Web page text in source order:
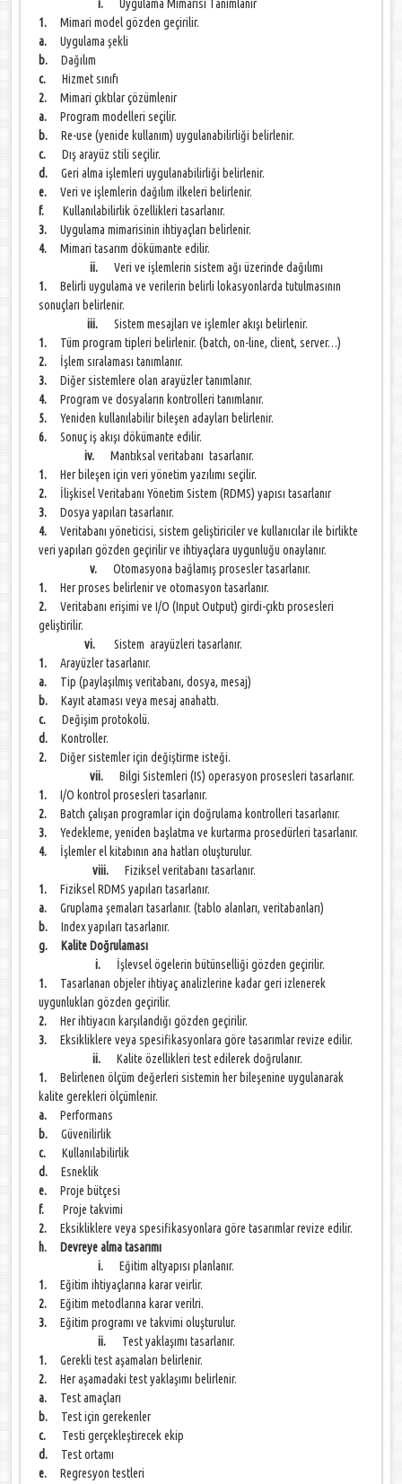
i.Uygulama Mimarisi Tanımlanır
1.Mimari model gözden geçirilir.
a.Uygulama şekli
b.Dağılım
c.Hizmet sınıfı
2.Mimari çıktılar çözümlenir
a.Program modelleri seçilir.
b.Re-use (yenide kullanım) uygulanabilirliği belirlenir.
c.Dış arayüz stili seçilir.
d.Geri alma işlemleri uygulanabilirliği belirlenir.
e.Veri ve işlemlerin dağılım ilkeleri belirlenir.
f.Kullanılabilirlik özellikleri tasarlanır.
3.Uygulama mimarisinin ihtiyaçları belirlenir.
4.Mimari tasarım dökümante edilir.
ii.Veri ve işlemlerin sistem ağı üzerinde dağılımı
1.Belirli uygulama ve verilerin belirli lokasyonlarda tutulmasının
sonuçları belirlenir.
iii.Sistem mesajları ve işlemler akışı belirlenir.
1. Tüm program tipleri belirlenir. (batch, on-line, client, server…)
2. İşlem sıralaması tanımlanır.
3.Diğer sistemlere olan arayüzler tanımlanır.
4.Program ve dosyaların kontrolleri tanımlanır.
5.Yeniden kullanılabilir bileşen adayları belirlenir.
6.Sonuç iş akışı dökümante edilir.
iv.Mantıksal veritabanı tasarlanır.
1.Her bileşen için veri yönetim yazılımı seçilir.
2. İlişkisel Veritabanı Yönetim Sistem (RDMS) yapısı tasarlanır
3.Dosya yapıları tasarlanır.
4.Veritabanı yöneticisi, sistem geliştiriciler ve kullanıcılar ile birlikte
veri yapıları gözden geçirilir ve ihtiyaçlara uygunluğu onaylanır.
v.Otomasyona bağlamış prosesler tasarlanır.
1.Her proses belirlenir ve otomasyon tasarlanır.
2.Veritabanı erişimi ve I/O (Input Output) girdi-çıktı prosesleri
geliştirilir.
vi.
Sistem arayüzleri tasarlanır.
1.Arayüzler tasarlanır.
a. Tip (paylaşılmış veritabanı, dosya, mesaj)
b.Kayıt ataması veya mesaj anahattı.
c.Değişim protokolü.
d.Kontroller.
2.Diğer sistemler için değiştirme isteği.
vii.Bilgi Sistemleri (IS) operasyon prosesleri tasarlanır.
1.I/O kontrol prosesleri tasarlanır.
2.Batch çalışan programlar için doğrulama kontrolleri tasarlanır.
3.Yedekleme, yeniden başlatma ve kurtarma prosedürleri tasarlanır.
4. İşlemler el kitabının ana hatları oluşturulur.
viii.Fiziksel veritabanı tasarlanır.
1.Fiziksel RDMS yapıları tasarlanır.
a.Gruplama şemaları tasarlanır. (tablo alanları, veritabanları)
b.Index yapıları tasarlanır.
g. Kalite Doğrulaması
i. İşlevsel ögelerin bütünselliği gözden geçirilir.
1. Tasarlanan objeler ihtiyaç analizlerine kadar geri izlenerek
uygunlukları gözden geçirilir.
2.Her ihtiyacın karşılandığı gözden geçirilir.
3.Eksikliklere veya spesifikasyonlara göre tasarımlar revize edilir.
ii.Kalite özellikleri test edilerek doğrulanır.
1.Belirlenen ölçüm değerleri sistemin her bileşenine uygulanarak
kalite gerekleri ölçümlenir.
a.Performans
b.Güvenilirlik
c.Kullanılabilirlik
d.Esneklik
e.Proje bütçesi
f.Proje takvimi
2.Eksikliklere veya spesifikasyonlara göre tasarımlar revize edilir.
h. Devreye alma tasarımı
i.Eğitim altyapısı planlanır.
1.Eğitim ihtiyaçlarına karar veirlir.
2.Eğitim metodlarına karar verilri.
3.Eğitim programı ve takvimi oluşturulur.
ii. Test yaklaşımı tasarlanır.
1.Gerekli test aşamaları belirlenir.
2.Her aşamadaki test yaklaşımı belirlenir.
a. Test amaçları
b. Test için gerekenler
c. Testi gerçekleştirecek ekip
d. Test ortamı
e.Regresyon testleri